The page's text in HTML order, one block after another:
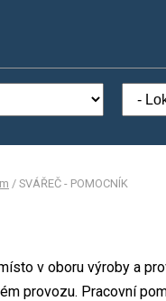
/ SVÁŘEČ - POMOCNÍK
v oboru výroby a
provozu. Pracovní